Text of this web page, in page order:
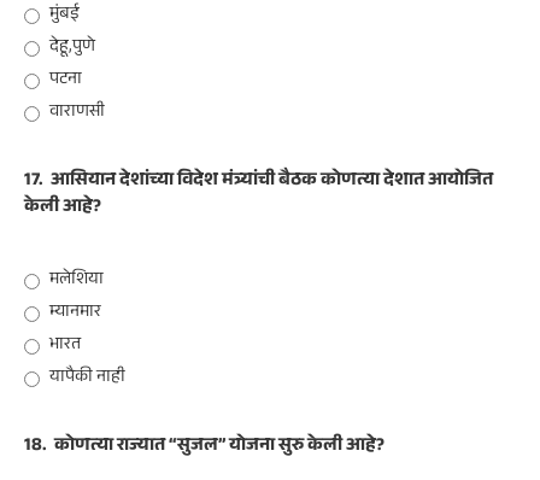
मुंबई
देहू,पुणे
पटना
वाराणसी
17. आसियान देशांच्या विदेश मंत्र्यांची बैठक कोणत्या देशात आयोजित
केली आहे?
मलेशिया
म्यानमार
भारत
यापैकी नाही
18. कोणत्या राज्यात “सुजल” योजना सुरु केली आहे?